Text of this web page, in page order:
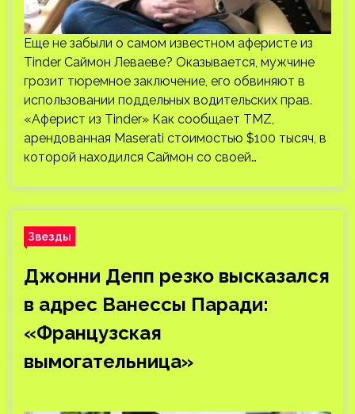
Еще не забыли о самом известном аферисте из
Tinder Саймон Леваеве? Оказывается, мужчине
грозит тюремное заключение, его обвиняют в
использовании поддельных водительских прав.
«Аферист из Tinder» Как сообщает TMZ,
арендованная Maserati стоимостью $100 тысяч, в
которой находился Саймон со своей…
Звезды
Джонни Депп резко высказался
в адрес Ванессы Паради:
«Французская
вымогательница»